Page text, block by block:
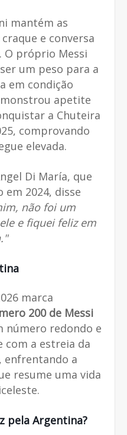
mantém as
e conversa
O próprio Messi
um peso para a
em condição
apetite
a Chuteira
comprovando
elevada.
Di María, que
em 2024, disse
não foi um
e fiquei feliz em
marca
200 de Messi
número redondo e
com a estreia da
enfrentando a
resume uma vida
pela Argentina?